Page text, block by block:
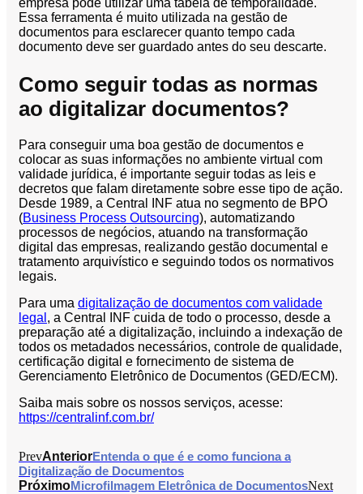
empresa pode utilizar uma tabela de temporalidade.
Essa ferramenta é muito utilizada na gestão de
documentos para esclarecer quanto tempo cada
documento deve ser guardado antes do seu descarte.
Como seguir todas as normas
ao digitalizar documentos?
Para conseguir uma boa gestão de documentos e
colocar as suas informações no ambiente virtual com
validade jurídica, é importante seguir todas as leis e
decretos que falam diretamente sobre esse tipo de ação.
Desde 1989, a Central INF atua no segmento de BPO
(Business Process Outsourcing), automatizando
processos de negócios, atuando na transformação
digital das empresas, realizando gestão documental e
tratamento arquivístico e seguindo todos os normativos
legais.
Para uma digitalização de documentos com validade
legal , a Central INF cuida de todo o processo, desde a
preparação até a digitalização, incluindo a indexação de
todos os metadados necessários, controle de qualidade,
certificação digital e fornecimento de sistema de
Gerenciamento Eletrônico de Documentos (GED/ECM).
Saiba mais sobre os nossos serviços, acesse:
https://centralinf.com.br/
PrevAnteriorEntenda o que é e como funciona a
Digitalização de Documentos
PróximoMicrofilmagem Eletrônica de DocumentosNext